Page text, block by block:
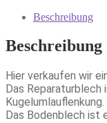
Beschreibung
Beschreibung
Hier verkaufen wir
Das
Kugelumlauflenkung.
Das Bodenblech ist